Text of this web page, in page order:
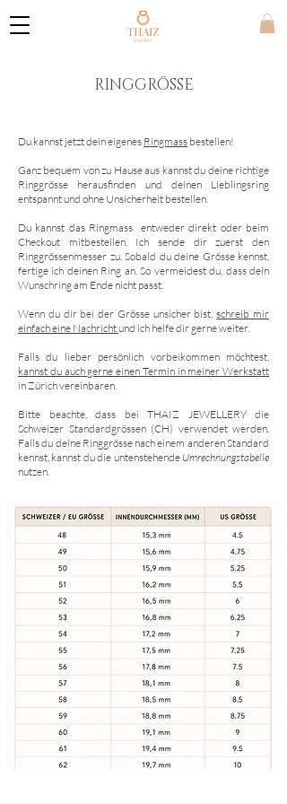
RINGGRÖSSE
Du kannst jetzt dein eigenes Ringmass bestellen!
Ganz bequem von zu Hause aus kannst du deine richtige
Ringgrösse herausfinden und deinen Lieblingsring
entspannt und ohne Unsicherheit bestellen.
Du kannst das Ringmass entweder direkt oder beim
Checkout mitbestellen. Ich sende dir zuerst den
Ringgrössenmesser zu. Sobald du deine Grösse kennst,
fertige ich deinen Ring an. So vermeidest du, dass dein
Wunschring am Ende nicht passt.
Wenn du dir bei der Grösse unsicher bist,schreib mir
einfach eine Nachrichtund ich helfe dir gerne weiter.
Falls du lieber persönlich vorbeikommen möchtest,
kannst du auch gerne einen Termin in meiner Werkstatt
in Zürich vereinbaren.
Bitte beachte, dass bei THAIZ JEWELLERY die
Schweizer Standardgrössen (CH) verwendet werden.
Falls du deine Ringgrösse nach einem anderen Standard
kennst, kannst du die untenstehende Umrechnungstabelle
nutzen.